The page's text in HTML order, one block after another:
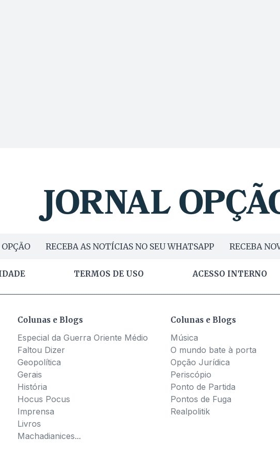
RECEBA AS NOTÍCIAS NO SEU WHATSAPP RECEBA
TERMOS DE USO ACESSO INTERNO
Colunas e Blogs
Especial da Guerra Oriente Médio
Faltou Dizer
Geopolítica
Gerais
História
Hocus Pocus
Imprensa
Livros
Machadianices...
Colunas e Blogs
Música
O mundo bate à porta
Opção Jurídica
Periscópio
Ponto de Partida
Pontos de Fuga
Realpolitik